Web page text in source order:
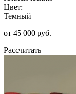
Цвет:
Темный
от 45 000 руб.
Рассчитать